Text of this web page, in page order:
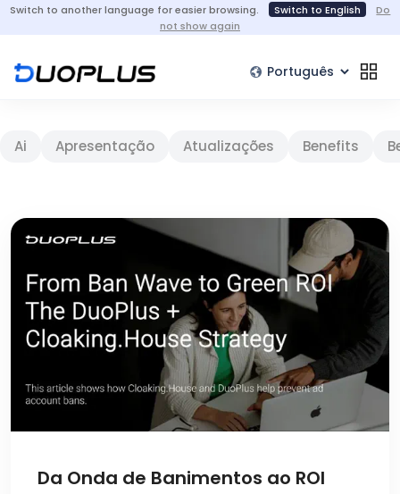
Switch to another language for easier browsing. Switch to English
Do
not show again
Ai Apresentação Atualizações Benefits
Da Onda de Banimentos ao ROI